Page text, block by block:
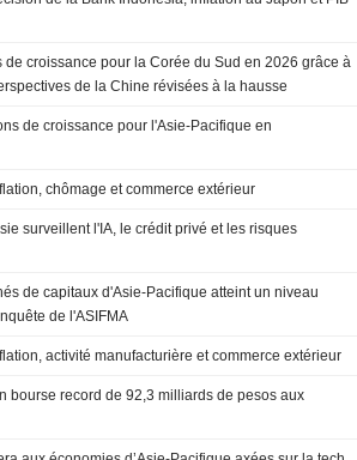
de croissance pour la Corée du Sud en 2026 grâce à
de la Chine révisées à la hausse
de croissance pour l'Asie-Pacifique en
chômage et commerce extérieur
surveillent l'IA, le crédit privé et les risques
de capitaux d'Asie-Pacifique atteint un niveau
de l'ASIFMA
activité manufacturière et commerce extérieur
bourse record de 92,3 milliards de pesos aux